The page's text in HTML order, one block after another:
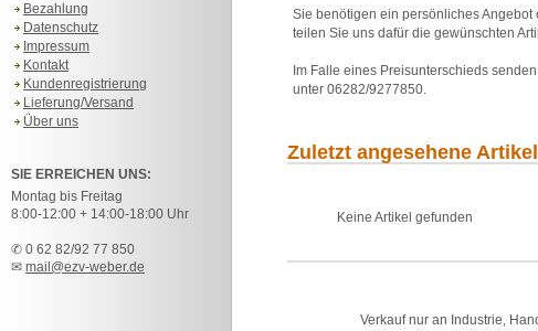
Bezahlung
Datenschutz
Impressum
Kontakt
Kundenregistrierung
Lieferung/Versand
Über uns
SIE ERREICHEN UNS:
Montag bis Freitag
8:00-12:00 + 14:00-18:00 Uhr
✆ 0 62 82/92 77 850
✉ mail@ezv-weber.de
Sie benötigen ein persönliches
teilen Sie uns dafür die gewünschten
Im Falle eines Preisunterschieds
unter 06282/9277850.
Zuletzt angesehene Artikel
Keine Artikel gefunden
Verkauf nur an Industrie,